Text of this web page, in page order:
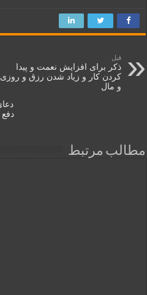
قبل
ذکر برای افزایش نعمت و پیدا
کردن کار و زیاد شدن رزق و روزی
و مال
مطالب مرتبط